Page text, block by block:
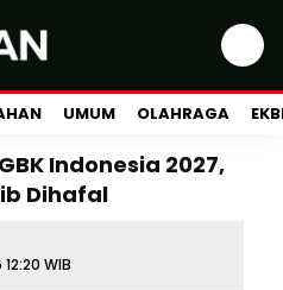
UMUM OLAHRAGA
Indonesia 2027,
Dihafal
WIB